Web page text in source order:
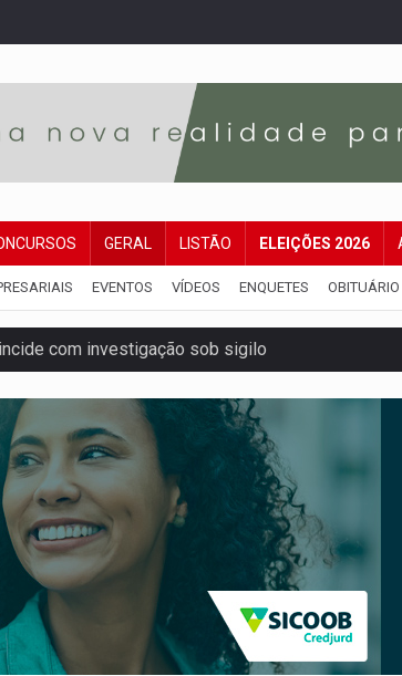
GERAL LISTÃO ELEIÇÕES 2026
EVENTOS VÍDEOS ENQUETES OBITUÁRIO
com investigação sob sigilo
pode ser automático
Rogério para Rondônia
Aramix em Super Nova Era
Brasil em corredor da cocaína
a história de uma ferrovia desgovernada
de área atingida por erosão na EFMM
o almoço e o jantar
é considerada ilegal pela Justiça